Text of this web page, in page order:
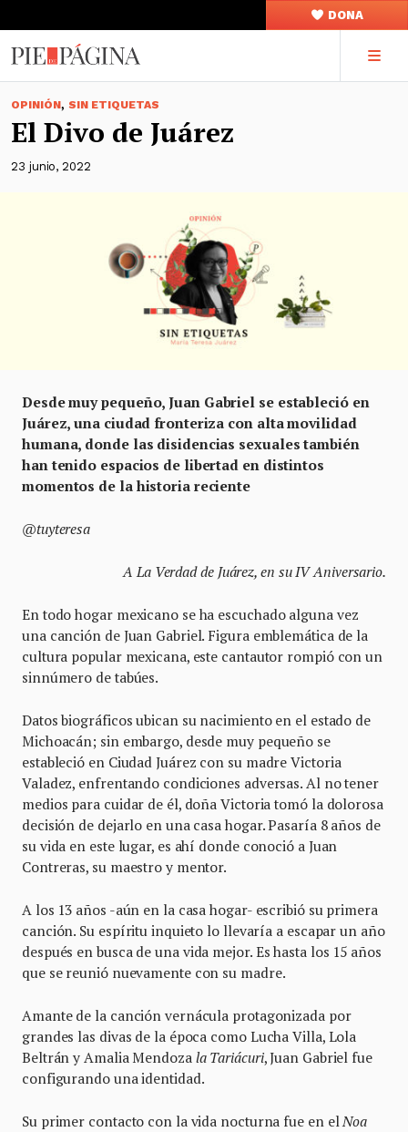
DONA
OPINIÓN, SIN ETIQUETAS
El Divo de Juárez
23 junio, 2022
Desde muy pequeño, Juan Gabriel se estableció en
Juárez, una ciudad fronteriza con alta movilidad
humana, donde las disidencias sexuales también
han tenido espacios de libertad en distintos
momentos de la historia reciente
@tuyteresa
A La Verdad de Juárez, en su IV Aniversario.
En todo hogar mexicano se ha escuchado alguna vez
una canción de Juan Gabriel. Figura emblemática de la
cultura popular mexicana, este cantautor rompió con un
sinnúmero de tabúes.
Datos biográficos ubican su nacimiento en el estado de
Michoacán; sin embargo, desde muy pequeño se
estableció en Ciudad Juárez con su madre Victoria
Valadez, enfrentando condiciones adversas. Al no tener
medios para cuidar de él, doña Victoria tomó la dolorosa
decisión de dejarlo en una casa hogar. Pasaría 8 años de
su vida en este lugar, es ahí donde conoció a Juan
Contreras, su maestro y mentor.
A los 13 años -aún en la casa hogar- escribió su primera
canción. Su espíritu inquieto lo llevaría a escapar un año
después en busca de una vida mejor. Es hasta los 15 años
que se reunió nuevamente con su madre.
Amante de la canción vernácula protagonizada por
grandes las divas de la época como Lucha Villa, Lola
Beltrán y Amalia Mendoza la Tariácuri, Juan Gabriel fue
configurando una identidad.
Su primer contacto con la vida nocturna fue en elNoa